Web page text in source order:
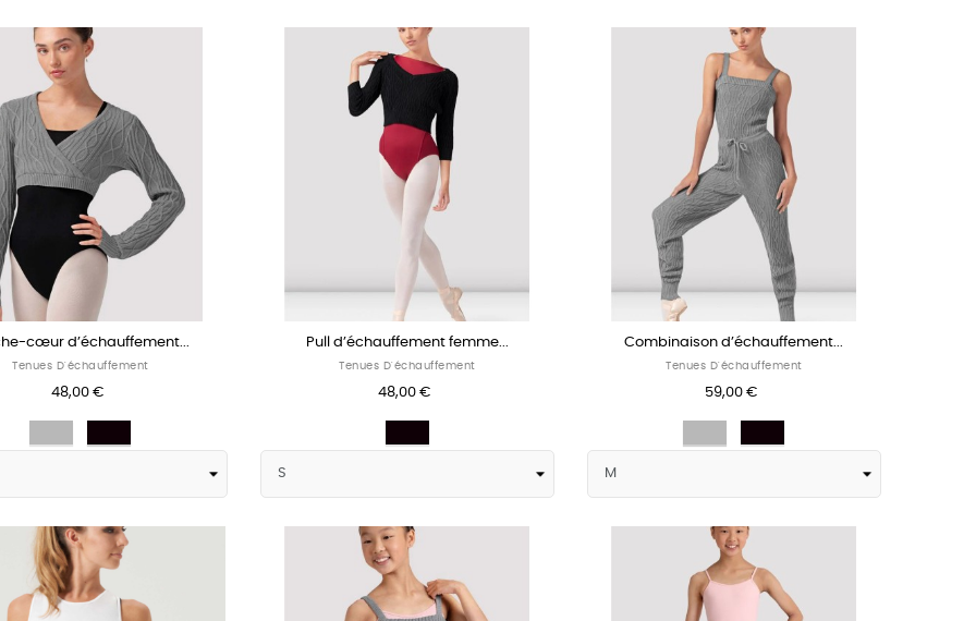
cœur d’échauffement...
Tenues D'échauffement
48,00 €
Pull d’échauffement femme...
Tenues D'échauffement
48,00 €
Combinaison d’échauffement...
Tenues D'échauffement
59,00 €